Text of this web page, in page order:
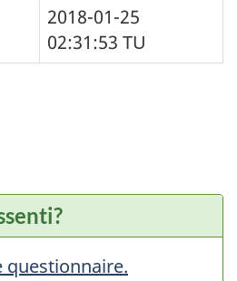
2018-01-25
02:31:53 TU
questionnaire.